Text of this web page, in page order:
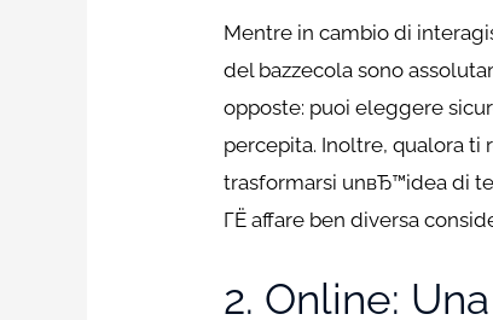
Mentre in cambio di
del bazzecola sono
opposte: puoi eleggere
percepita. Inoltre, qualora ti
trasformarsi unвЂ™idea di
ГЁ affare ben diversa
2. Online: